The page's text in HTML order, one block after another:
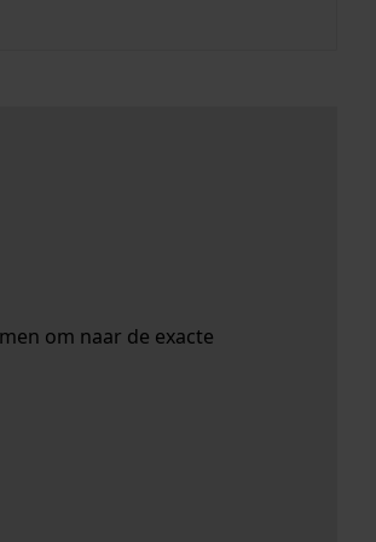
om naar de exacte